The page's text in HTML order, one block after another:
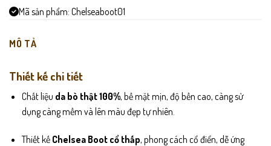
Mã sản phẩm: Chelseaboot01
MÔ TẢ
Thiết kế chi tiết
Chất liệu da bò thật 100%, bề mặt mịn, độ bền cao, càng sử
dụng càng mềm và lên màu đẹp tự nhiên.
Thiết kế Chelsea Boot cổ thấp, phong cách cổ điển, dễ ứng